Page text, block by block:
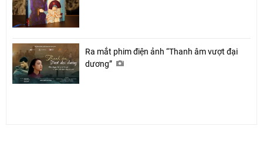
Ra mắt phim điện ảnh “Thanh âm vượt đại
dương”